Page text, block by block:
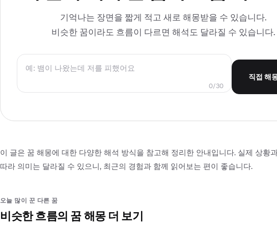
기억나는 장면을 짧게 적고 새로 해몽받을 수 있습니다.
비슷한 꿈이라도 흐름이 다르면 해석도 달라질 수 있습니다.
0/30
직접 해
이 글은 꿈 해몽에 대한 다양한 해석 방식을 참고해 정리한 안내입니다. 실제 상황
따라 의미는 달라질 수 있으니, 최근의 경험과 함께 읽어보는 편이 좋습니다.
오늘 많이 꾼 다른 꿈
비슷한 흐름의 꿈 해몽 더 보기